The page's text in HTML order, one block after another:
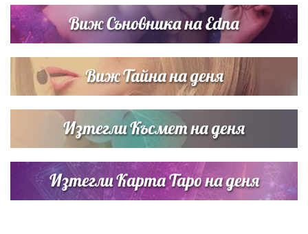
Виж Съновника на Edna
Виж Тайна на деня
Изтегли Късмет на деня
Изтегли Карта Таро на деня